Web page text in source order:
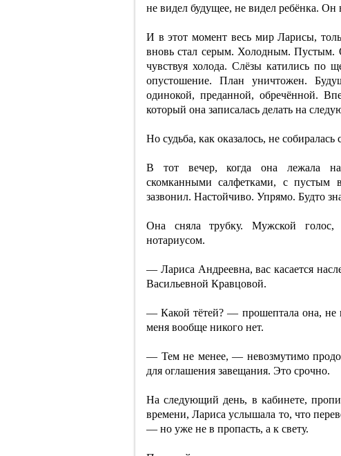
не видел будущее, не видел ребёнка. Он
И в этот момент весь мир Ларисы,
вновь стал серым. Холодным. Пустым.
чувствуя холода. Слёзы катились
опустошение. План уничтожен.
одинокой, преданной, обречённой.
который она записалась делать на
Но судьба, как оказалось, не собиралась
В тот вечер, когда она лежала
скомканными салфетками, с пустым
зазвонил. Настойчиво. Упрямо. Будто
Она сняла трубку. Мужской голос,
нотариусом.
— Лариса Андреевна, вас касается
Васильевной Кравцовой.
— Какой тётей? — прошептала она,
меня вообще никого нет.
— Тем не менее, — невозмутимо
для оглашения завещания. Это срочно.
На следующий день, в кабинете,
времени, Лариса услышала то, что
— но уже не в пропасть, а к свету.